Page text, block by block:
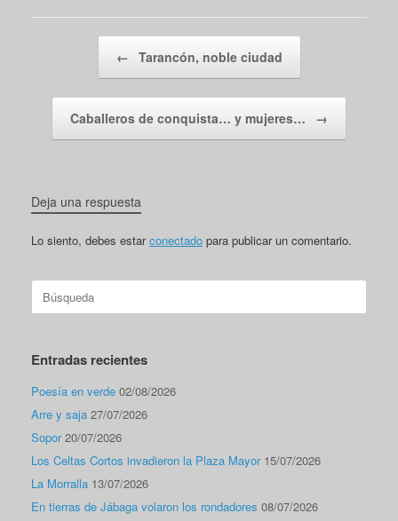
← Tarancón, noble ciudad
Caballeros de conquista… y mujeres… →
Deja una respuesta
Lo siento, debes estarconectado para publicar un comentario.
Buscar:
Entradas recientes
Poesía en verde 02/08/2026
Arre y saja 27/07/2026
Sopor 20/07/2026
Los Celtas Cortos invadieron la Plaza Mayor 15/07/2026
La Morralla 13/07/2026
En tierras de Jábaga volaron los rondadores 08/07/2026